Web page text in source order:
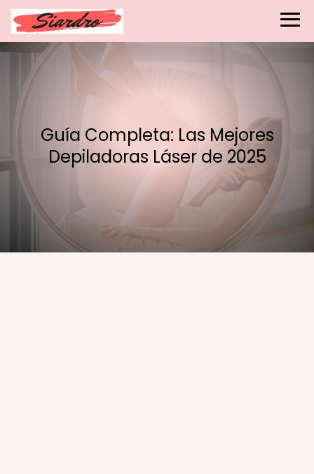
Guía Completa: Las Mejores
Depiladoras Láser de 2025